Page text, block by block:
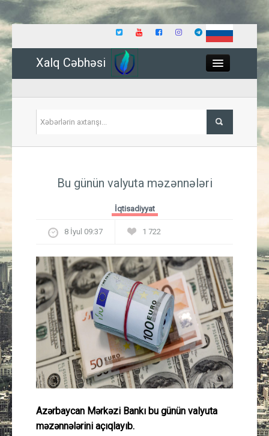
Xalq Cəbhəsi
İqtisadiyyat
Güney Azərbaycan
Mədəniyyət
Müsahibə
İdman
Layihə
Bu günün valyuta məzənnələri
İqtisadiyyat
8 İyul 09:37 1 722
Azərbaycan Mərkəzi Bankı bu günün valyuta
məzənnələrini açıqlayıb.